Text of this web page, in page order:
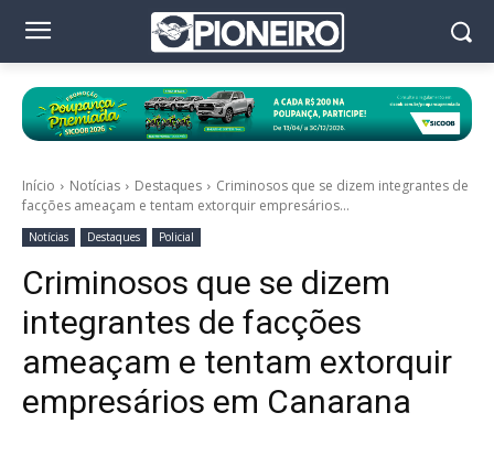
Início Notícias Destaques
Criminosos que se dizem integrantes de
facções ameaçam e tentam extorquir empresários...
Notícias Destaques Policial
Criminosos que se dizem
integrantes de facções
ameaçam e tentam extorquir
empresários em Canarana